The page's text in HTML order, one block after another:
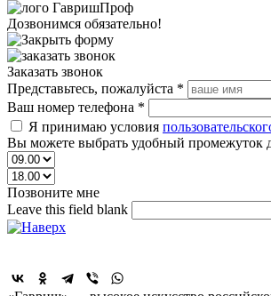
Дозвонимся обязательно!
Заказать звонок
Представьтесь, пожалуйста *
Ваш номер телефона *
Я принимаю условия
Вы можете выбрать удобный промежуток
Позвоните мне
Leave this field blank